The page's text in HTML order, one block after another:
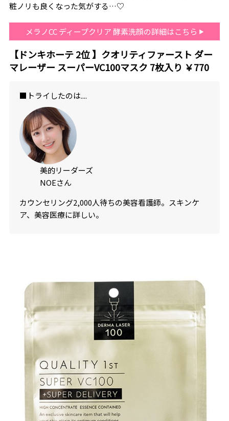
粧ノリも良くなった気がする…♡
メラノCC ディープクリア 酵素洗顔の詳細はこちら
【ドンキホーテ2位 】クオリティファースト ダー
マレーザー スーパーVC100マスク 7枚入り ￥770
■トライしたのは....
美的リーダーズ
NOEさん
カウンセリング2,000人待ちの美容看護師。スキンケ
ア、美容医療に詳しい。